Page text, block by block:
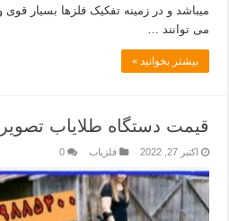
میباشد و در زمینه تفکیک فلزھا بسیار
می توانند …
بیشتر بخوانید »
قیمت دستگاه طلایاب
اکتبر 27, 2022 فلزیاب 0